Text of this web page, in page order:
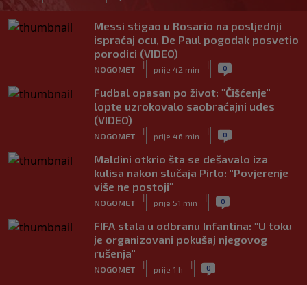
Messi stigao u Rosario na posljednji
ispraćaj ocu, De Paul pogodak posvetio
porodici (VIDEO)
NOGOMET
|
prije 42 min
| 0
Fudbal opasan po život: "Čišćenje"
lopte uzrokovalo saobraćajni udes
(VIDEO)
NOGOMET
|
prije 46 min
| 0
Maldini otkrio šta se dešavalo iza
kulisa nakon slučaja Pirlo: "Povjerenje
više ne postoji"
NOGOMET
|
prije 51 min
| 0
FIFA stala u odbranu Infantina: "U toku
je organizovani pokušaj njegovog
rušenja"
NOGOMET
|
prije 1 h
| 0